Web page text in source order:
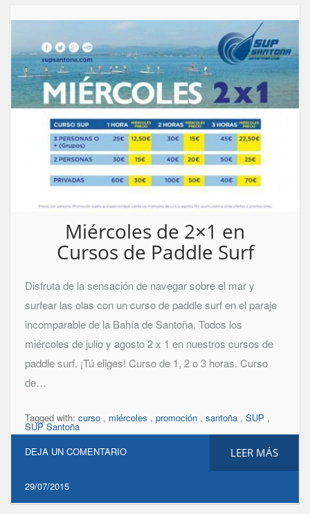
Miércoles de 2×1 en
Cursos de Paddle Surf
Disfruta de la sensación de navegar sobre el mar y
surfear las olas con un curso de paddle surf en el paraje
incomparable de la Bahía de Santoña. Todos los
miércoles de julio y agosto 2 x 1 en nuestros cursos de
paddle surf. ¡Tú eliges! Curso de 1, 2 o 3 horas. Curso
de…
Tagged with: curso , miércoles , promoción , santoña , SUP ,
SUP Santoña
LEER MÁS
DEJA UN COMENTARIO
29/07/2015